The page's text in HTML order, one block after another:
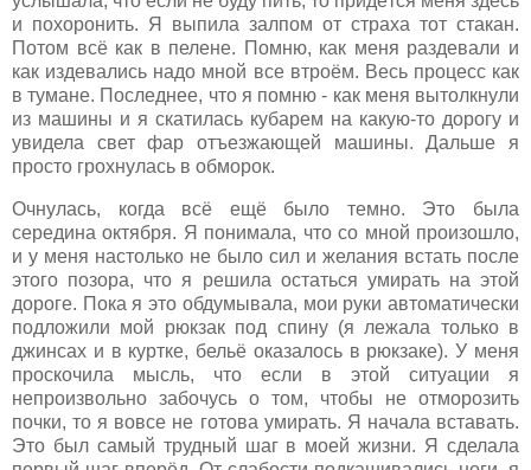
и похоронить. Я выпила залпом от страха тот стакан.
Потом всё как в пелене. Помню, как меня раздевали и
как издевались надо мной все втроём. Весь процесс как
в тумане. Последнее, что я помню - как меня вытолкнули
из машины и я скатилась кубарем на какую-то дорогу и
увидела свет фар отъезжающей машины. Дальше я
просто грохнулась в обморок.
Очнулась, когда всё ещё было темно. Это была
середина октября. Я понимала, что со мной произошло,
и у меня настолько не было сил и желания встать после
этого позора, что я решила остаться умирать на этой
дороге. Пока я это обдумывала, мои руки автоматически
подложили мой рюкзак под спину (я лежала только в
джинсах и в куртке, бельё оказалось в рюкзаке). У меня
проскочила мысль, что если в этой ситуации я
непроизвольно забочусь о том, чтобы не отморозить
почки, то я вовсе не готова умирать. Я начала вставать.
Это был самый трудный шаг в моей жизни. Я сделала